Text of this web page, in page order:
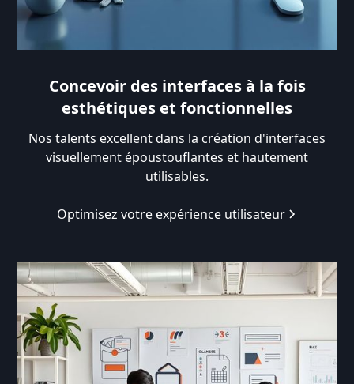
Concevoir des interfaces à la fois
esthétiques et fonctionnelles
Nos talents excellent dans la création d'interfaces
visuellement époustouflantes et hautement
utilisables.
Optimisez votre expérience utilisateur